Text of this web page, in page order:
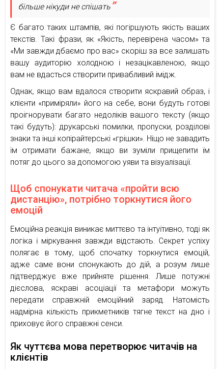
більше нікуди не спішать
Є багато таких штампів, які погіршують якість ваших
текстів. Такі фрази, як «Якість, перевірена часом» та
«Ми завжди дбаємо про вас» скоріш за все залишать
вашу аудиторію холодною і незацікавленою, якщо
вам не вдасться створити привабливий імідж.
Однак, якщо вам вдалося створити яскравий образ, і
клієнти «приміряли» його на себе, вони будуть готові
проігнорувати багато недоліків вашого тексту (якщо
такі будуть): друкарські помилки, пропуски, розділові
знаки та інші копірайтерські «грішки». Ніщо не завадить
їм отримати бажане, якщо ви зуміли прищепити їм
потяг до цього за допомогою уяви та візуалізації.
Щоб спонукати читача «пройти всю
дистанцію», потрібно торкнутися його
емоцій
Емоційна реакція виникає миттєво та інтуїтивно, тоді як
логіка і міркування завжди відстають. Секрет успіху
полягає в тому, щоб спочатку торкнутися емоцій,
адже саме вони спонукають до дій, а розум лише
підтверджує вже прийняте рішення. Лише потужні
дієслова, яскраві асоціації та метафори можуть
передати справжній емоційний заряд. Натомість
надмірна кількість прикметників тягне текст на дно і
приховує його справжні сенси.
Як чуттєва мова перетворює читачів на
клієнтів